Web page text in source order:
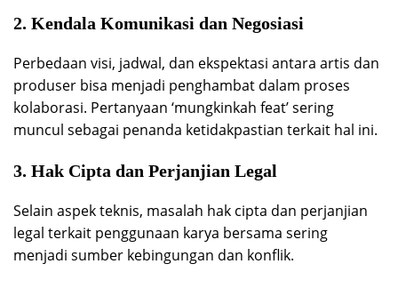
2. Kendala Komunikasi dan Negosiasi
Perbedaan visi, jadwal, dan ekspektasi antara artis dan
produser bisa menjadi penghambat dalam proses
kolaborasi. Pertanyaan ‘mungkinkah feat’ sering
muncul sebagai penanda ketidakpastian terkait hal ini.
3. Hak Cipta dan Perjanjian Legal
Selain aspek teknis, masalah hak cipta dan perjanjian
legal terkait penggunaan karya bersama sering
menjadi sumber kebingungan dan konflik.